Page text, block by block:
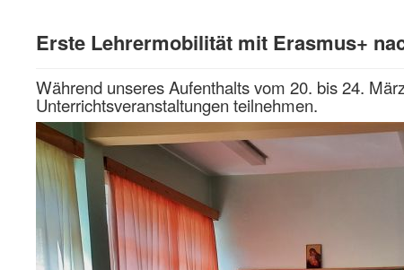
Erste Lehrermobilität mit Erasmus+
Während unseres Aufenthalts vom 20. bis 24.
Unterrichtsveranstaltungen teilnehmen.